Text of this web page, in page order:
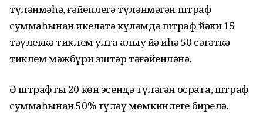
түләнмәһә, ғәйеплегә түләнмәгән штраф
суммаһынан икеләтә күләмдә штраф йәки 15
тәүлеккә тиклем ҡулға алыу йә иһә 50 сәғәткә
тиклем мәжбүри эштәр тәғәйенләнә.
Ә штрафты 20 көн эсендә түләгән осраҡта, штраф
суммаһынан 50% түләү мөмкинлеге бирелә.